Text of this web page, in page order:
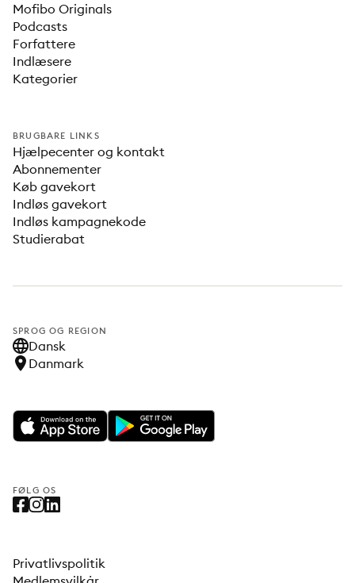
Mofibo Originals
Podcasts
Forfattere
Indlæsere
Kategorier
BRUGBARE LINKS
Hjælpecenter og kontakt
Abonnementer
Køb gavekort
Indløs gavekort
Indløs kampagnekode
Studierabat
SPROG OG REGION
Dansk
Danmark
FØLG OS
Privatlivspolitik